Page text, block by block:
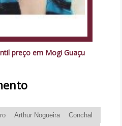
preço em Mogi Guaçu
Arthur Nogueira Conchal